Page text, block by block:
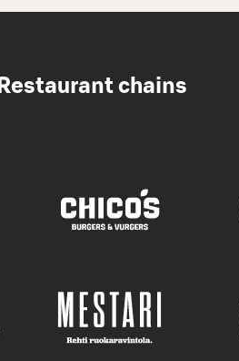
Restaurant chains